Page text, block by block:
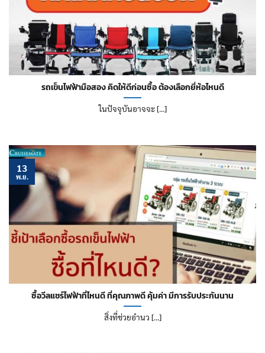
รถเข็นไฟฟ้ามือสอง คิดให้ดีก่อนซื้อ ต้องเลือกยี่ห้อไหนดี
ในปัจจุบันอาจจะ [...]
ซื้อวีลแชร์ไฟฟ้าที่ไหนดี ที่คุณภาพดี คุ้มค่า มีการรับประกันนาน
สิ่งที่ช่วยอำนว [...]
13
พ.ย.